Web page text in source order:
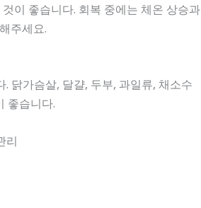
이 좋습니다. 회복 중에는 체온 상승과
주세요.
닭가슴살, 달걀, 두부, 과일류, 채소수
좋습니다.
리